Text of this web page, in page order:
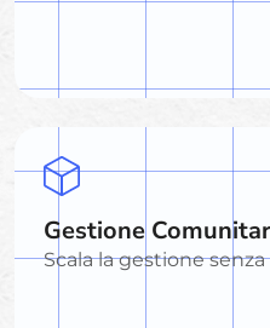
Gestione
Scala la gestione